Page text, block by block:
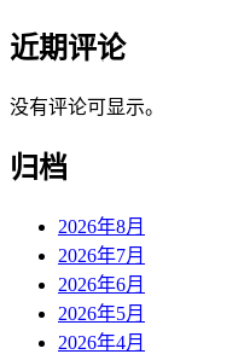
近期评论
没有评论可显示。
归档
2026年8月
2026年7月
2026年6月
2026年5月
2026年4月